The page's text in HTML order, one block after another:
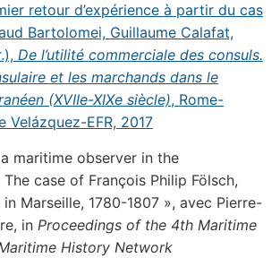
retour d’expérience à partir du cas
Bartolomei, Guillaume Calafat,
De l’utilité commerciale des consuls.
et les marchands dans le
(XVIIe-XIXe siècle), Rome-
Velázquez-EFR, 2017
maritime observer in the
case of François Philip Fölsch,
Marseille, 1780-1807 », avec Pierre-
in Proceedings of the 4th Maritime
History Network